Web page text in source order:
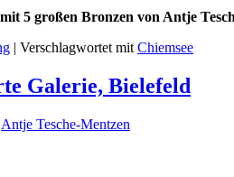
mit 5 großen Bronzen von Antje
| Verschlagwortet mit Chiemsee
Galerie, Bielefeld
Antje Tesche-Mentzen